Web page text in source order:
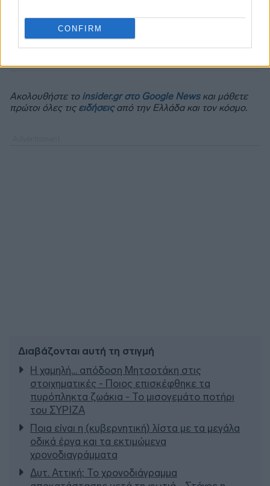
CONFIRM
Ακολουθήστε το insider.gr στο Google Newsκαι μάθετε
πρώτοι όλες τις ειδήσειςαπό την Ελλάδα και τον κόσμο.
Διαβάζονται αυτή τη στιγμή
Η χαμηλή… απόδοση Μητσοτάκη στις
στοιχηματικές - Ποιος επισκέφθηκε τα
πυρόπληκτα ζωάκια - Το μισογεμάτο ποτήρι
του ΣΥΡΙΖΑ
Ποια είναι η (κυβερνητική) λίστα με τα μεγάλα
οδικά έργα και τα εκτιμώμενα
χρονοδιαγράμματα
Δυτ. Αττική: Το χρονοδιάγραμμα